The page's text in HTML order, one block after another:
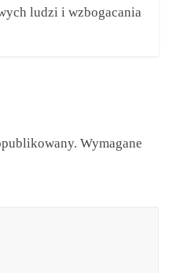
ludzi i wzbogacania
Wymagane